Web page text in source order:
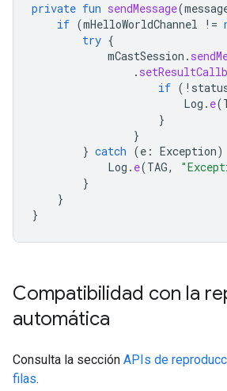
private fun sendMessage(
if (mHelloWorldChannel !=
try {
mCastSession .
.
if ( !
Log . e(
}
}
} catch (e : Exception)
Log . e(TAG,
}
}
}
Compatibilidad con la
automática
Consulta la sección APIs de
filas.